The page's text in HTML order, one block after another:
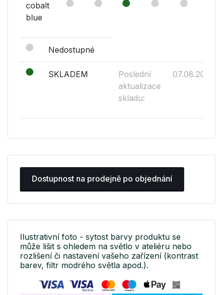
cobalt
blue
Nedostupné
SKLADEM
Poslední
aktualizace
skladu:
07.08.2026
Dostupnost na prodejně po objednání
Ilustrativní foto - sytost barvy produktu se
může lišit s ohledem na světlo v ateliéru nebo
rozlišení či nastavení vašeho zařízení (kontrast
barev, filtr modrého světla apod.).